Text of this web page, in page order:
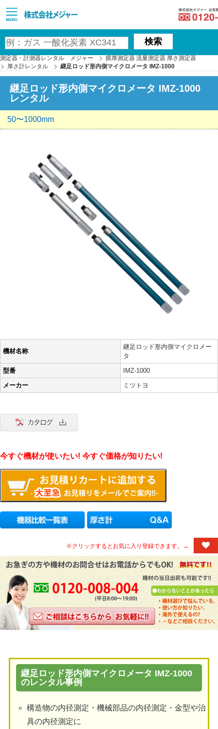
検索
測定器・計測器レンタル メジャー
膜厚測定器 流量測定器 厚さ測定器
厚さ計レンタル
継足ロッド形内側マイクロメータ IMZ-1000
継足ロッド形内側マイクロメータ IMZ-1000
レンタル
50〜1000mm
機材名称
継足ロッド形内側マイクロメー
タ
型番
IMZ-1000
メーカー
ミツトヨ
今すぐ機材が使いたい! 今すぐ価格が知りたい!
※クリックするとお気に入り登録できます。→
継足ロッド形内側マイクロメータ IMZ-1000
のレンタル事例
構造物の内径測定・機械部品の内径測定・金型や治
具の内径測定に